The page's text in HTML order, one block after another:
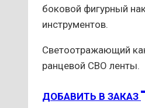
боковой фигурный
инструментов.
Светоотражающий
ранцевой СВО ленты.
ДОБАВИТЬ В ЗАКАЗ